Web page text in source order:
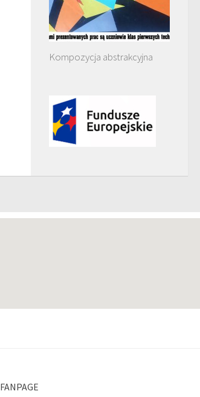
Kompozycja abstrakcyjna
FANPAGE